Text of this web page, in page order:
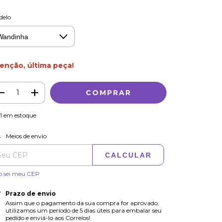
última peça!
1 em estoque
para o CEP:
Meios de envio
CALCULAR
sei meu CEP
Prazo de envio
Assim que o pagamento da sua compra for aprovado,
utilizamos um período de 5 dias úteis para embalar seu
pedido e enviá-lo aos Correios!